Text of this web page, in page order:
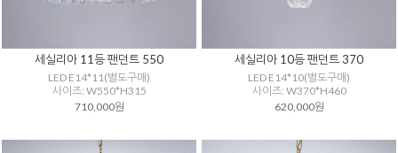
세실리아 11등 팬던트 550
LED E14*11(별도구매)
사이즈: W550*H315
710,000원
세실리아 10등 팬던트 370
LED E14*10(별도구매)
사이즈: W370*H460
620,000원